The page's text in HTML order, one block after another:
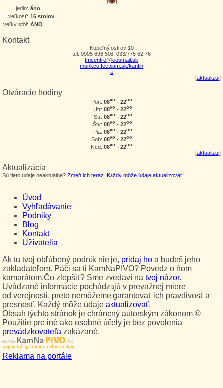
jedlo: áno
veľkosť: 16 stolov
veľký stôl: ÁNO
Kontakt
Kupeľný ostrov 10
tel: 0905 696 508, 033/775 62 76
tmcentro@kiosmail.sk
munkcoffeeteam.sk/kantin
a
[aktualizuj]
Otváracie hodiny
Pon: 08oo - 22oo
Utr: 08oo - 22oo
Str: 08oo - 22oo
Štv: 08oo - 22oo
Pia: 08oo - 22oo
Sob: 08oo - 22oo
Ned: 08oo - 22oo
[aktualizuj]
Aktualizácia
Sú tieto údaje neaktuálne? Zmeň ich teraz. Každý môže údaje aktualizovať.
Úvod
Vyhľadávanie
Podniky
Blog
Kontakt
Užívatelia
Ak tu tvoj obľúbený podnik nie je, pridaj ho a budeš jeho
zakladateľom. Páči sa ti KamNaPIVO? Povedz o ňom
kamarátom.Čo zlepšiť? Sme zvedaví na tvoj názor.
Uvádzané informácie pochádzajú v prevažnej miere
od verejnosti, preto nemôžeme garantovať ich pravdivosť a
presnosť. Každý môže údaje aktualizovať.
Obsah týchto stránok je chránený autorským zákonom ©
Použitie pre iné ako osobné účely je bez povolenia
prevádzkovateľa zakázané.
www.Kam NaPIVO.sk
Tvoj pivný sprievodca Slovenskom
Reklama na portále